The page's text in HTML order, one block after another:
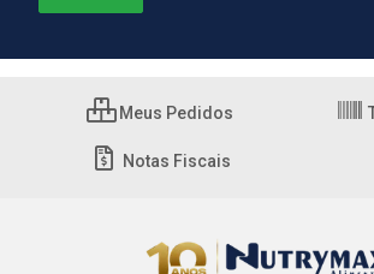
Meus Pedidos
Notas Fiscais